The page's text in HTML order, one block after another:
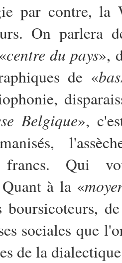
par contre, la
On parlera
centre du pays»,
de «
Belgique»,
francs. Qui
à la «
boursicoteurs,
sociales que
de la